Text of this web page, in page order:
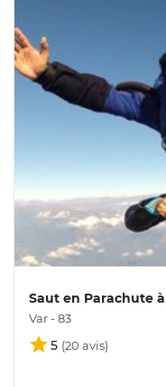
Saut en Parachute
Var - 83
5